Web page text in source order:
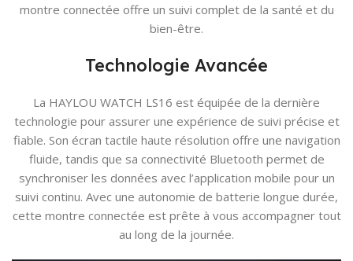
montre connectée offre un suivi complet de la santé et du
bien-être.
Technologie Avancée
La HAYLOU WATCH LS16 est équipée de la dernière
technologie pour assurer une expérience de suivi précise et
fiable. Son écran tactile haute résolution offre une navigation
fluide, tandis que sa connectivité Bluetooth permet de
synchroniser les données avec l’application mobile pour un
suivi continu. Avec une autonomie de batterie longue durée,
cette montre connectée est prête à vous accompagner tout
au long de la journée.